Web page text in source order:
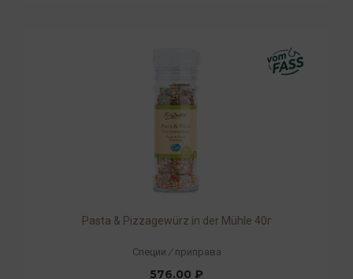
Pasta & Pizzagewürz in der Mühle 40г
Специи / приправа
576.00 ₽